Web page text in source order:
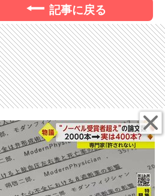
記事に戻る